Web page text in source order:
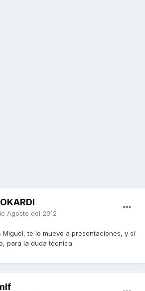
Agosto del 2012
Miguel, te lo muevo a presentaciones, y si
para la duda técnica.